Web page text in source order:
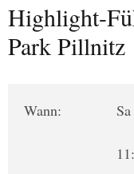
Highlight-
Park Pillnitz
Wann: